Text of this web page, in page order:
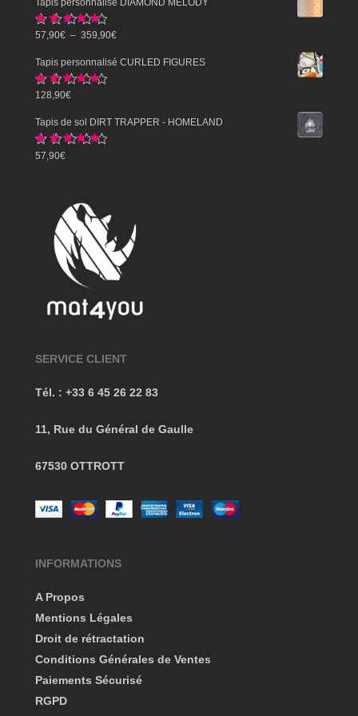
Note 5.00
sur 5
57,90€ – 359,90€Plage
à
Tapis personnalisé CURLED FIGURES
Note
sur 5
128,90€
Tapis de sol DIRT TRAPPER - HOMELAND
Note
sur 5
57,90€
SERVICE CLIENT
Tél. : +33 6 45 26 22 83
11, Rue du Général de Gaulle
67530 OTTROTT
INFORMATIONS
A Propos
Mentions Légales
Droit de rétractation
Conditions Générales de Ventes
Paiements Sécurisé
RGPD